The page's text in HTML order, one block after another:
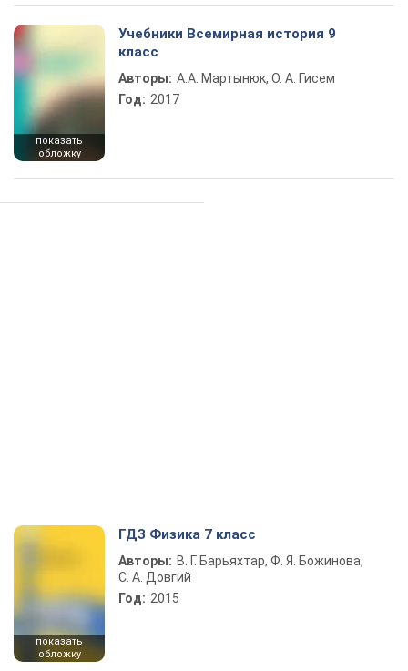
показать
обложку
Учебники Всемирная история 9
класс
Авторы: А.А. Мартынюк, О. А. Гисем
Год: 2017
показать
обложку
ГДЗ Физика 7 класс
Авторы: В. Г. Барьяхтар, Ф. Я. Божинова,
С. А. Довгий
Год: 2015